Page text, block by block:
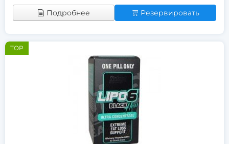
Подробнее Резервировать
TOP